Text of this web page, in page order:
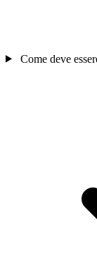
Come deve